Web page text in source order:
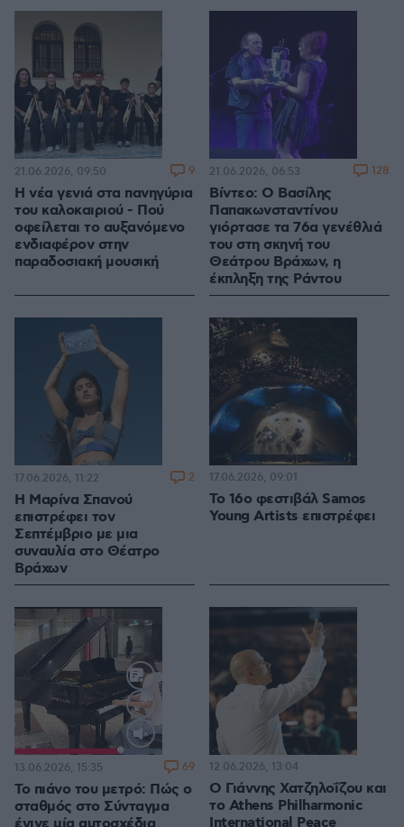
Η νέα γενιά στα πανηγύρια
του καλοκαιριού - Πού
οφείλεται το αυξανόμενο
ενδιαφέρον στην
παραδοσιακή μουσική
21.06.2026, 09:50 9
Βίντεο: Ο Βασίλης
Παπακωνσταντίνου
γιόρτασε τα 76α γενέθλιά
του στη σκηνή του
Θεάτρου Βράχων, η
έκπληξη της Ράντου
21.06.2026, 06:53 128
H Μαρίνα Σπανού
επιστρέφει τον
Σεπτέμβριο με μια
συναυλία στο Θέατρο
Βράχων
17.06.2026, 11:22 2
Το 16ο φεστιβάλ Samos
Young Artists επιστρέφει
17.06.2026, 09:01
Loaded:
100.00%
Το πιάνο του μετρό: Πώς ο
σταθμός στο Σύνταγμα
13.06.2026, 15:35 69
Ο Γιάννης Χατζηλοΐζου και
το Athens Philharmonic
International Peace
12.06.2026, 13:04